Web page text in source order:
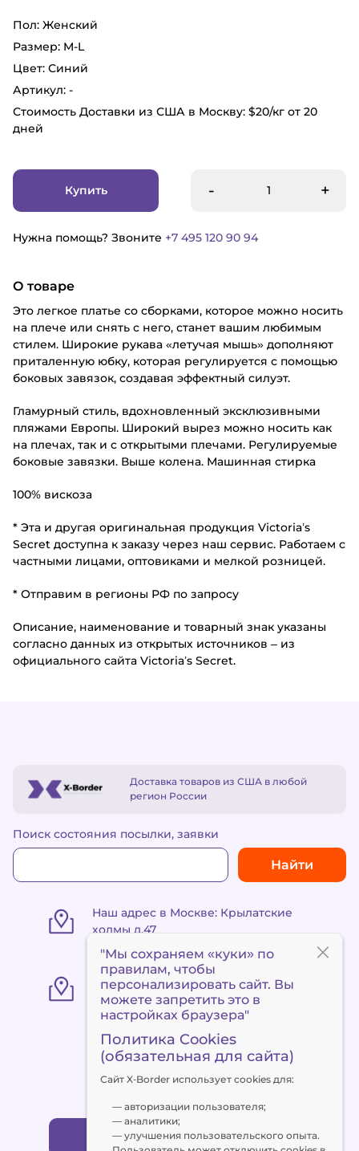
Пол: Женский
Размер: M-L
Цвет: Синий
Артикул: -
Стоимость Доставки из США в Москву: $20/кг от 20
дней
Купить - +
Нужна помощь? Звоните +7 495 120 90 94
О товаре
Это легкое платье со сборками, которое можно носить
на плече или снять с него, станет вашим любимым
стилем. Широкие рукава «летучая мышь» дополняют
приталенную юбку, которая регулируется с помощью
боковых завязок, создавая эффектный силуэт.
Гламурный стиль, вдохновленный эксклюзивными
пляжами Европы. Широкий вырез можно носить как
на плечах, так и с открытыми плечами. Регулируемые
боковые завязки. Выше колена. Машинная стирка
100% вискоза
* Эта и другая оригинальная продукция Victoria’s
Secret доступна к заказу через наш сервис. Работаем с
частными лицами, оптовиками и мелкой розницей.
* Отправим в регионы РФ по запросу
Описание, наименование и товарный знак указаны
согласно данных из открытых источников – из
официального сайта Victoria’s Secret.
Доставка товаров из США в любой
регион России
Поиск состояния посылки, заявки
Найти
Наш адрес в Москве: Крылатские
холмы д.47
«Пункт выдачи Метро
«Сокольники» ул. Маленковская 32,
стр. 3
client@x-border.ru
Заказать обратный звонок
"Мы сохраняем «куки» по
правилам, чтобы
персонализировать сайт. Вы
можете запретить это в
настройках браузера"
Политика Cookies
(обязательная для сайта)
Сайт X‑Border использует cookies для:
— авторизации пользователя;
— аналитики;
— улучшения пользовательского опыта.